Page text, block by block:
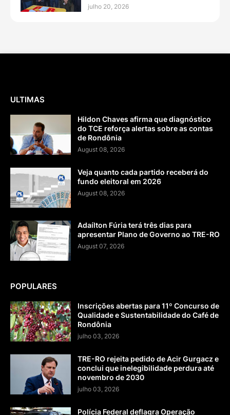
julho 20, 2026
ULTIMAS
Hildon Chaves afirma que diagnóstico
do TCE reforça alertas sobre as contas
de Rondônia
August 08, 2026
Veja quanto cada partido receberá do
fundo eleitoral em 2026
August 08, 2026
Adaílton Fúria terá três dias para
apresentar Plano de Governo ao TRE-RO
August 07, 2026
POPULARES
Inscrições abertas para 11º Concurso de
Qualidade e Sustentabilidade do Café de
Rondônia
julho 03, 2026
TRE-RO rejeita pedido de Acir Gurgacz e
conclui que inelegibilidade perdura até
novembro de 2030
julho 03, 2026
Polícia Federal deflagra Operação